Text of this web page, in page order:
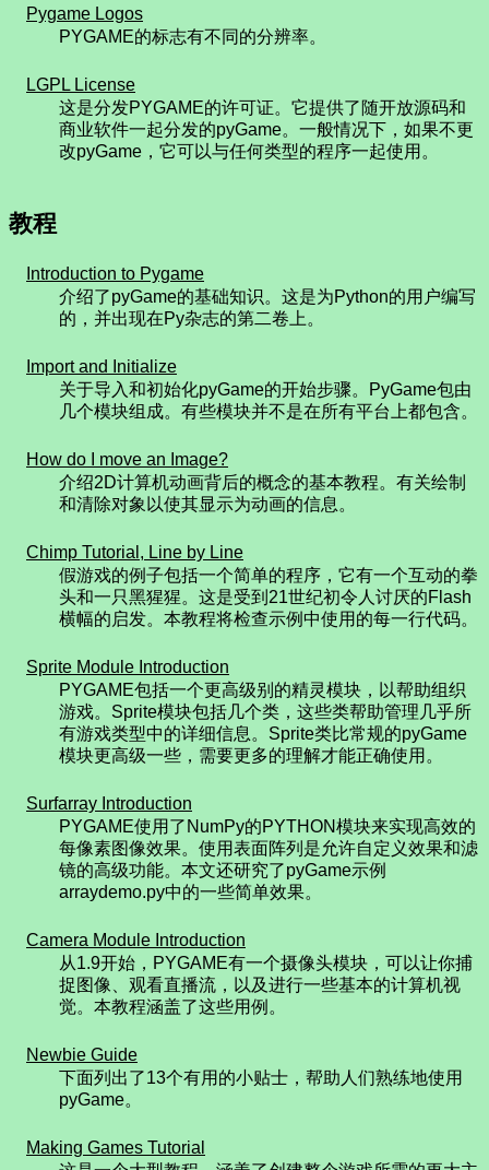
Pygame Logos
PYGAME的标志有不同的分辨率。
LGPL License
这是分发PYGAME的许可证。它提供了随开放源码和
商业软件一起分发的pyGame。一般情况下，如果不更
改pyGame，它可以与任何类型的程序一起使用。
教程
Introduction to Pygame
介绍了pyGame的基础知识。这是为Python的用户编写
的，并出现在Py杂志的第二卷上。
Import and Initialize
关于导入和初始化pyGame的开始步骤。PyGame包由
几个模块组成。有些模块并不是在所有平台上都包含。
How do I move an Image?
介绍2D计算机动画背后的概念的基本教程。有关绘制
和清除对象以使其显示为动画的信息。
Chimp Tutorial, Line by Line
假游戏的例子包括一个简单的程序，它有一个互动的拳
头和一只黑猩猩。这是受到21世纪初令人讨厌的Flash
横幅的启发。本教程将检查示例中使用的每一行代码。
Sprite Module Introduction
PYGAME包括一个更高级别的精灵模块，以帮助组织
游戏。Sprite模块包括几个类，这些类帮助管理几乎所
有游戏类型中的详细信息。Sprite类比常规的pyGame
模块更高级一些，需要更多的理解才能正确使用。
Surfarray Introduction
PYGAME使用了NumPy的PYTHON模块来实现高效的
每像素图像效果。使用表面阵列是允许自定义效果和滤
镜的高级功能。本文还研究了pyGame示例
arraydemo.py中的一些简单效果。
Camera Module Introduction
从1.9开始，PYGAME有一个摄像头模块，可以让你捕
捉图像、观看直播流，以及进行一些基本的计算机视
觉。本教程涵盖了这些用例。
Newbie Guide
下面列出了13个有用的小贴士，帮助人们熟练地使用
pyGame。
Making Games Tutorial